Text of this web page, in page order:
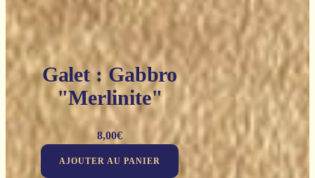
Galet : Gabbro
"Merlinite"
8,00€
AJOUTER AU PANIER